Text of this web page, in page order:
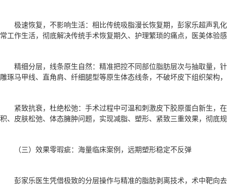
极速恢复，不影响生活：相比传统吸脂漫长恢复期，彭家乐超声乳
常工作生活，彻底解决传统手术恢复期久、护理繁琐的痛点，医美体验
精细分层，线条原生自然：精准把控不同部位脂肪层次与抽取量，
雕琢马甲线、直角肩、纤细腿型等原生体态线条，不破坏皮下组织架构
紧致抗衰，杜绝松弛：手术过程中可温和刺激皮下胶原蛋白新生，
积、皮肤松弛、体态臃肿问题，实现减脂、塑形、紧致三重效果，彻底
（三）效果零瑕疵：海量临床案例，远期塑形稳定不反弹
彭家乐医生凭借极致的分层操作与精准的脂肪剥离技术，术中靶向